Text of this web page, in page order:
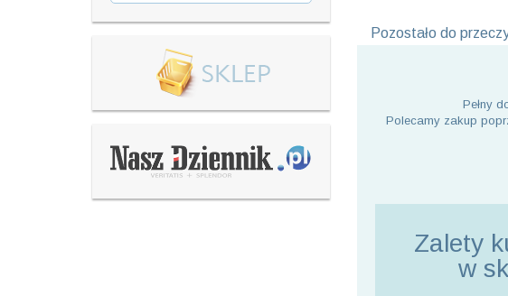
Pozostało do
Pełny
Polecamy zakup
Zalety
w